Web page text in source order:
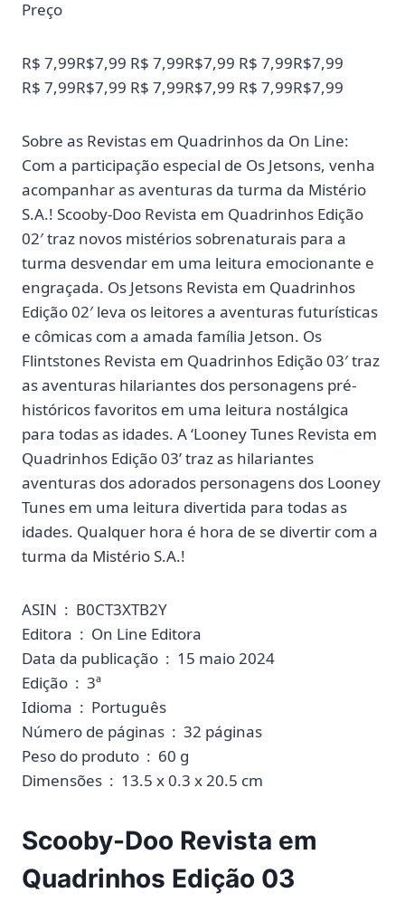
Preço
R$ 7,99R$7,99 R$ 7,99R$7,99 R$ 7,99R$7,99
R$ 7,99R$7,99 R$ 7,99R$7,99 R$ 7,99R$7,99
Sobre as Revistas em Quadrinhos da On Line:
Com a participação especial de Os Jetsons, venha
acompanhar as aventuras da turma da Mistério
S.A.! Scooby-Doo Revista em Quadrinhos Edição
02′ traz novos mistérios sobrenaturais para a
turma desvendar em uma leitura emocionante e
engraçada. Os Jetsons Revista em Quadrinhos
Edição 02′ leva os leitores a aventuras futurísticas
e cômicas com a amada família Jetson. Os
Flintstones Revista em Quadrinhos Edição 03′ traz
as aventuras hilariantes dos personagens pré-
históricos favoritos em uma leitura nostálgica
para todas as idades. A ‘Looney Tunes Revista em
Quadrinhos Edição 03’ traz as hilariantes
aventuras dos adorados personagens dos Looney
Tunes em uma leitura divertida para todas as
idades. Qualquer hora é hora de se divertir com a
turma da Mistério S.A.!
ASIN ‏ : ‎ B0CT3XTB2Y
Editora ‏ : ‎ On Line Editora
Data da publicação ‏ : ‎ 15 maio 2024
Edição ‏ : ‎ 3ª
Idioma ‏ : ‎ Português
Número de páginas ‏ : ‎ 32 páginas
Peso do produto ‏ : ‎ 60 g
Dimensões ‏ : ‎ 13.5 x 0.3 x 20.5 cm
Scooby-Doo Revista em
Quadrinhos Edição 03